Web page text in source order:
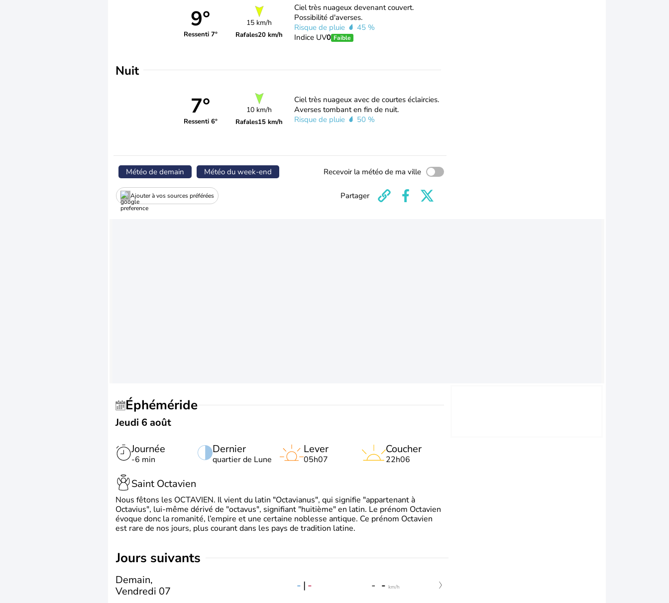
9°
Ressenti 7°
15 km/h
Rafales20 km/h
Ciel très nuageux devenant couvert.
Possibilité d'averses.
Risque de pluie
45 %
Indice UV0 Faible
Nuit
7°
Ressenti 6°
10 km/h
Rafales15 km/h
Ciel très nuageux avec de courtes éclaircies.
Averses tombant en fin de nuit.
Risque de pluie
50 %
Météo de demain Météo du week-end Recevoir la météo de ma ville
Ajouter à vos sources préférées Partager
Éphéméride
Jeudi 6 août
Journée
-6 min
Dernier
quartier de Lune
Lever
05h07
Coucher
22h06
Saint Octavien
Nous fêtons les OCTAVIEN. Il vient du latin "Octavianus", qui signifie "appartenant à
Octavius", lui-même dérivé de "octavus", signifiant "huitième" en latin. Le prénom Octavien
évoque donc la romanité, l’empire et une certaine noblesse antique. Ce prénom Octavien
est rare de nos jours, plus courant dans les pays de tradition latine.
jours suivants
Demain,
Vendredi 07
- | - - - km/h